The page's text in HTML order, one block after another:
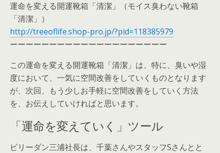
運命を変える開運靴箱「清潔」（モイス臭わない靴箱
「清潔」）
http://treeoflife.shop-pro.jp/?pid=118385979
ーーーーーーーーーーーーーーーーーーーー
この運命を変える開運靴箱「清潔」は、特に、臭いや湿
度において、一気に空間改善をしていくものとなります
が、次回、もう少しお手軽に空間改善をしていく方法
を、お伝えしていければと思います。
「運命を変えていく」ツール
ビリーダン三浦社長は、千葉さんやスタッフSさんとと